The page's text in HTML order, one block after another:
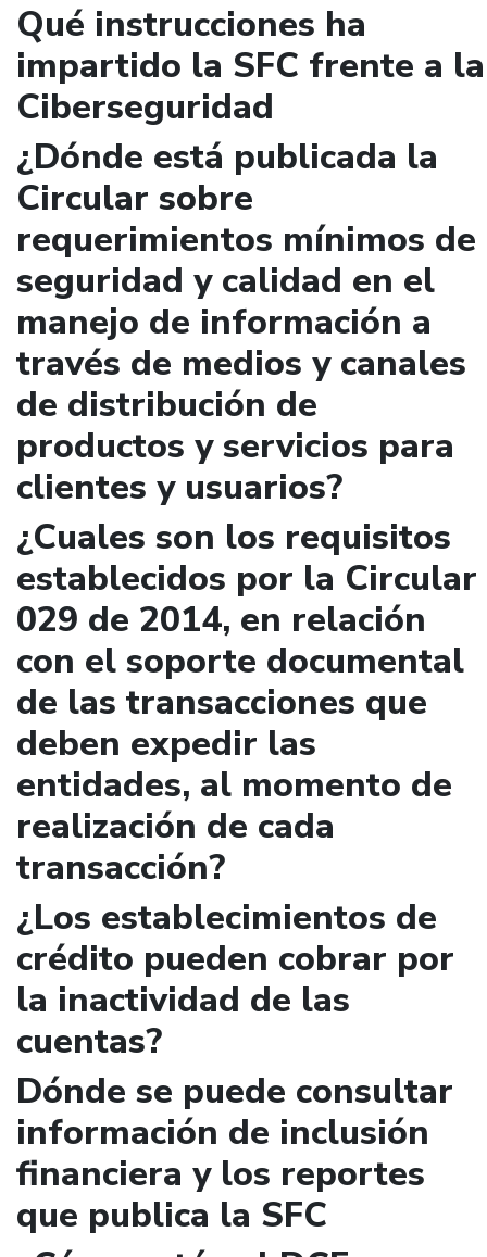
Qué instrucciones ha
impartido la SFC frente a la
Ciberseguridad
¿Dónde está publicada la
Circular sobre
requerimientos mínimos de
seguridad y calidad en el
manejo de información a
través de medios y canales
de distribución de
productos y servicios para
clientes y usuarios?
¿Cuales son los requisitos
establecidos por la Circular
029 de 2014, en relación
con el soporte documental
de las transacciones que
deben expedir las
entidades, al momento de
realización de cada
transacción?
¿Los establecimientos de
crédito pueden cobrar por
la inactividad de las
cuentas?
Dónde se puede consultar
información de inclusión
financiera y los reportes
que publica la SFC